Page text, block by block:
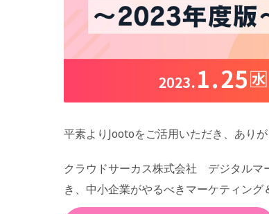
平素よりJootoをご活用いただき、ありが
クラウドサーカス株式会社 デジタルマ
き、中小企業がやるべきマーケティング